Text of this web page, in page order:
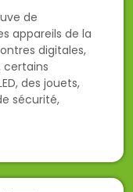
de
appareils de la
digitales,
certains
des jouets,
sécurité,